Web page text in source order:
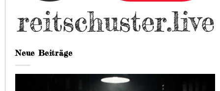
Neue Beiträge